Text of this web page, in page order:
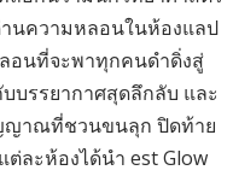
านความหลอนในห้องแลป
อนที่จะพาทุกคนดำดิ่งสู่
บรรยากาศสุดลึกลับ และ
ญญาณที่ชวนขนลุก ปิดท้าย
ละห้องได้นำ est Glow